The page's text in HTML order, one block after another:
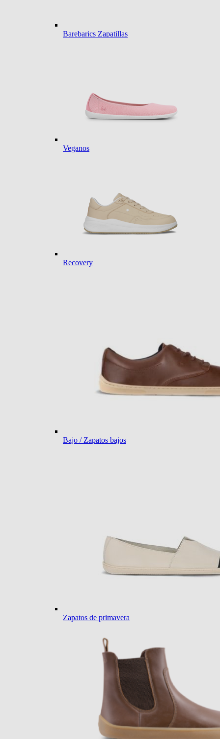
Barebarics Zapatillas
Veganos
Recovery
Bajo / Zapatos bajos
Zapatos de primavera